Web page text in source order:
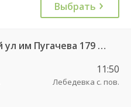
Выбрать
Саратов АВ Центральный ул им Пугачева 179 А — Красный Кут (ул Рабочая 125 А) 622
11:50
Лебедевка с. пов.